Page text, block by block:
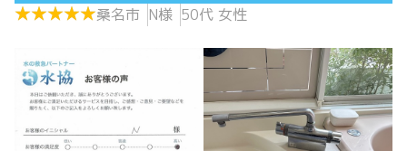
★★★★★
★★★★★桑名市 N様 50代 女性